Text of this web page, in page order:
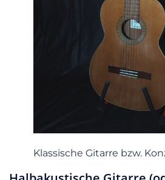
Klassische Gitarre bzw.